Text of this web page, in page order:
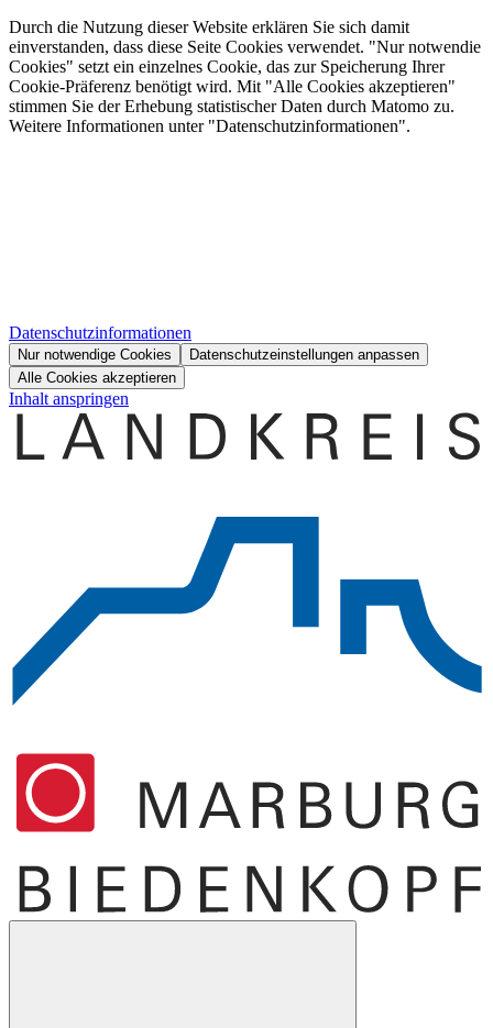
Durch die Nutzung dieser Website erklären Sie sich damit
einverstanden, dass diese Seite Cookies verwendet. "Nur notwendie
Cookies" setzt ein einzelnes Cookie, das zur Speicherung Ihrer
Cookie-Präferenz benötigt wird. Mit "Alle Cookies akzeptieren"
stimmen Sie der Erhebung statistischer Daten durch Matomo zu.
Weitere Informationen unter "Datenschutzinformationen".
Datenschutzinformationen
Nur notwendige Cookies
Datenschutzeinstellungen anpassen
Alle Cookies akzeptieren
Inhalt anspringen